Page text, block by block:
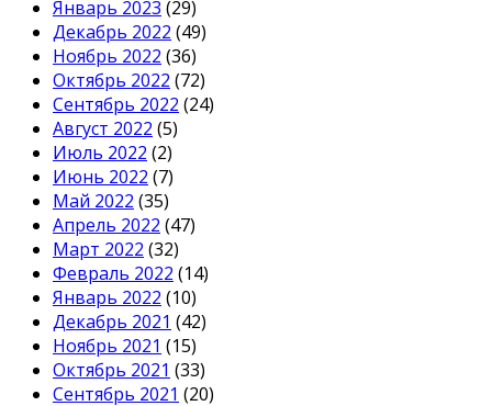
Январь 2023 (29)
Декабрь 2022 (49)
Ноябрь 2022 (36)
Октябрь 2022 (72)
Сентябрь 2022 (24)
Август 2022 (5)
Июль 2022 (2)
Июнь 2022 (7)
Май 2022 (35)
Апрель 2022 (47)
Март 2022 (32)
Февраль 2022 (14)
Январь 2022 (10)
Декабрь 2021 (42)
Ноябрь 2021 (15)
Октябрь 2021 (33)
Сентябрь 2021 (20)